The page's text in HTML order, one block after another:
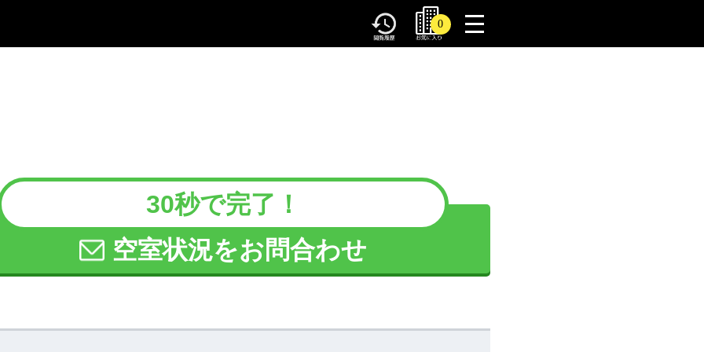
0
toggle
navigation
30秒で完了！
空室状況をお問合わせ